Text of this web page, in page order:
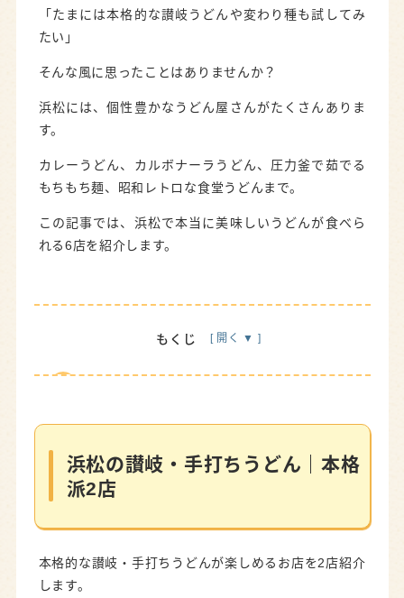
「たまには本格的な讃岐うどんや変わり種も試してみ
たい」
そんな風に思ったことはありませんか？
浜松には、個性豊かなうどん屋さんがたくさんありま
す。
カレーうどん、カルボナーラうどん、圧力釜で茹でる
もちもち麺、昭和レトロな食堂うどんまで。
この記事では、浜松で本当に美味しいうどんが食べら
れる6店を紹介します。
もくじ
手打ちうどん権太｜2つの顔を持つ名店
店
浜松の讃岐・手打ちうどん｜本格
派2店
本格的な讃岐・手打ちうどんが楽しめるお店を2店紹介
します。